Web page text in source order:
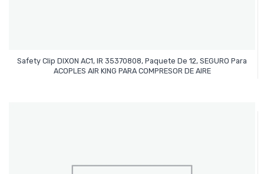
Safety Clip DIXON AC1, IR 35370808, Paquete De 12, SEGURO Para
ACOPLES AIR KING PARA COMPRESOR DE AIRE
Leer Más